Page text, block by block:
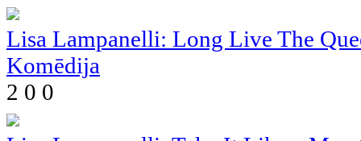
Lisa Lampanelli: Long Live The
Komēdija
2 0 0